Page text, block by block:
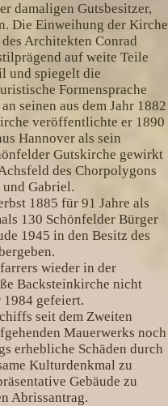
damaligen Gutsbesitzer,
Die Einweihung der Kirche
Architekten Conrad
auf weite Teile
und spiegelt die
Formensprache
seinen aus dem Jahr 1882
veröffentlichte er 1890
Hannover als sein
Gutskirche gewirkt
des Chorpolygons
Gabriel.
1885 für 91 Jahre als
130 Schönfelder Bürger
1945 in den Besitz des
wieder in der
Backsteinkirche nicht
gefeiert.
seit dem Zweiten
Mauerwerks noch
erhebliche Schäden durch
Kulturdenkmal zu
Gebäude zu
Abrissantrag.